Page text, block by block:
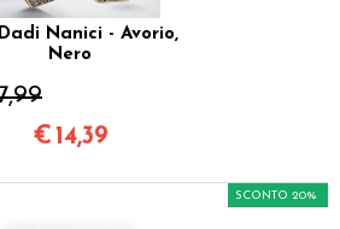
Nanici - Avorio,
Nero
€ 14,39
SCONTO 20%